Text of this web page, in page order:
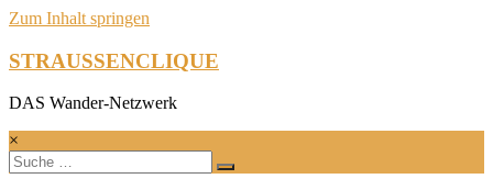
Zum Inhalt springen
STRAUSSENCLIQUE
DAS Wander-Netzwerk
×